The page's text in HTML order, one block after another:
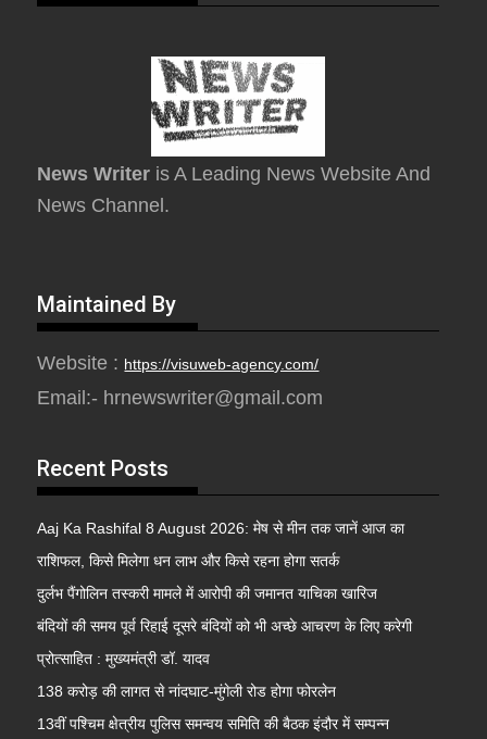
News Writer is A Leading News Website And
News Channel.
Maintained By
Website : https://visuweb-agency.com/
Email:- hrnewswriter@gmail.com
Recent Posts
Aaj Ka Rashifal 8 August 2026: मेष से मीन तक जानें आज का
राशिफल, किसे मिलेगा धन लाभ और किसे रहना होगा सतर्क
दुर्लभ पैंगोलिन तस्करी मामले में आरोपी की जमानत याचिका खारिज
बंदियों की समय पूर्व रिहाई दूसरे बंदियों को भी अच्छे आचरण के लिए करेगी
प्रोत्साहित : मुख्यमंत्री डॉ. यादव
138 करोड़ की लागत से नांदघाट-मुंगेली रोड होगा फोरलेन
13वीं पश्चिम क्षेत्रीय पुलिस समन्वय समिति की बैठक इंदौर में सम्पन्न